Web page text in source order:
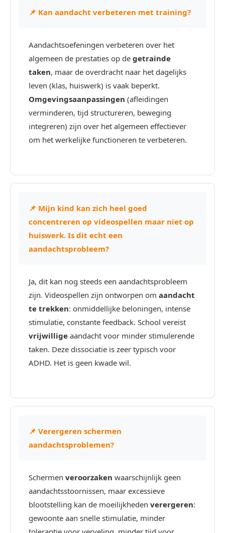
📌 Kan aandacht verbeteren met training?
Aandachtsoefeningen verbeteren over het
algemeen de prestaties op de getrainde
taken, maar de overdracht naar het dagelijks
leven (klas, huiswerk) is vaak beperkt.
Omgevingsaanpassingen (afleidingen
verminderen, tijd structureren, beweging
integreren) zijn over het algemeen effectiever
om het werkelijke functioneren te verbeteren.
📌 Mijn kind kan zich heel goed
concentreren op videospellen maar niet op
huiswerk. Is dit echt een
aandachtsprobleem?
Ja, dit kan nog steeds een aandachtsprobleem
zijn. Videospellen zijn ontworpen om aandacht
te trekken: onmiddellijke beloningen, intense
stimulatie, constante feedback. School vereist
vrijwillige aandacht voor minder stimulerende
taken. Deze dissociatie is zeer typisch voor
ADHD. Het is geen kwade wil.
📌 Verergeren schermen
aandachtsproblemen?
Schermen veroorzaken waarschijnlijk geen
aandachtsstoornissen, maar excessieve
blootstelling kan de moeilijkheden verergeren:
gewoonte aan snelle stimulatie, minder